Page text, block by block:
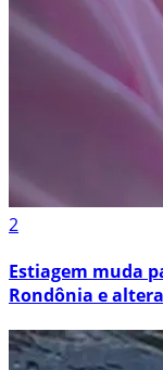
2
Estiagem muda
Rondônia e